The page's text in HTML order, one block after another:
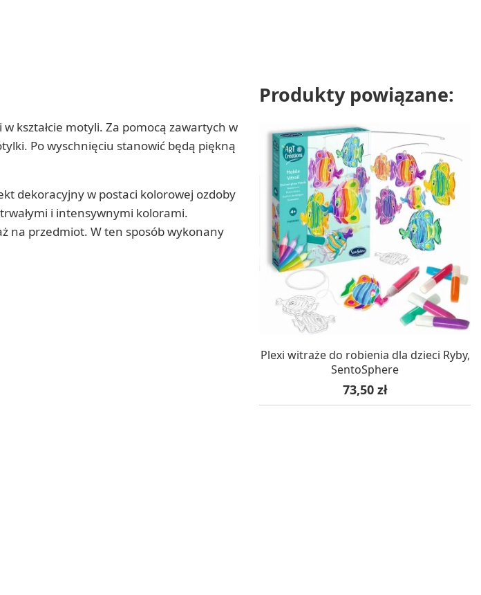
kształcie motyli. Za pomocą zawartych w
Po wyschnięciu stanowić będą piękną
dekoracyjny w postaci kolorowej ozdoby
i intensywnymi kolorami.
na przedmiot. W ten sposób wykonany
Produkty powiązane:
W MAGAZYNIE, DOSTAWA 24H
Plexi witraże do robienia dla dzieci Ryby,
SentoSphere
Cena
73,50 zł